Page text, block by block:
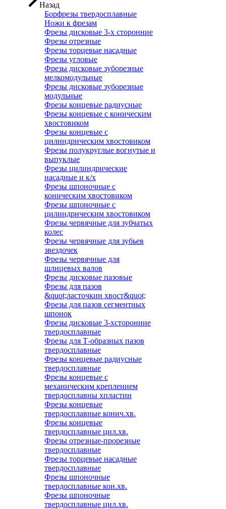
Назад
Борфрезы твердосплавные
Ножи к фрезам
Фрезы дисковые 3-х сторонние
Фрезы отрезные
Фрезы торцевые насадные
Фрезы угловые
Фрезы дисковые зуборезные
мелкомодульные
Фрезы дисковые зуборезные
модульные
Фрезы концевые радиусные
Фрезы концевые с коническим
хвостовиком
Фрезы концевые с
цилиндрическим хвостовиком
Фрезы полукруглые вогнутые и
выпуклые
Фрезы цилиндрические
насадные и к/х
Фрезы шпоночные с
коническим хвостовиком
Фрезы шпоночные с
цилиндрическим хвостовиком
Фрезы червячные для зубчатых
колес
Фрезы червячные для зубьев
звездочек
Фрезы червячные для
шлицевых валов
Фрезы дисковые пазовые
Фрезы для пазов
&quot;ласточкин хвост&quot;
Фрезы для пазов сегментных
шпонок
Фрезы дисковые 3-хсторонние
твердосплавные
Фрезы для Т-образных пазов
твердосплавные
Фрезы концевые радиусные
твердосплавные
Фрезы концевые с
механическим креплением
твердосплавны хпластин
Фрезы концевые
твердосплавные конич.хв.
Фрезы концевые
твердосплавные цил.хв.
Фрезы отрезные-прорезные
твердосплавные
Фрезы торцевые насадные
твердосплавные
Фрезы шпоночные
твердосплавные кон.хв.
Фрезы шпоночные
твердосплавные цил.хв.